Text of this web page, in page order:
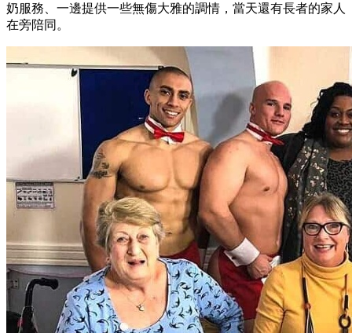
奶服務、一邊提供一些無傷大雅的調情，當天還有長者的家人
在旁陪同。